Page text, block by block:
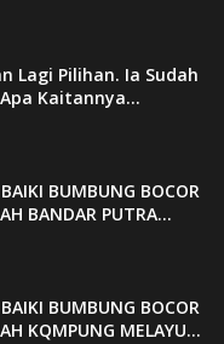
Lagi Pilihan. Ia Sudah
Kaitannya...
BUMBUNG BOCOR
BANDAR PUTRA...
BUMBUNG BOCOR
KQMPUNG MELAYU...